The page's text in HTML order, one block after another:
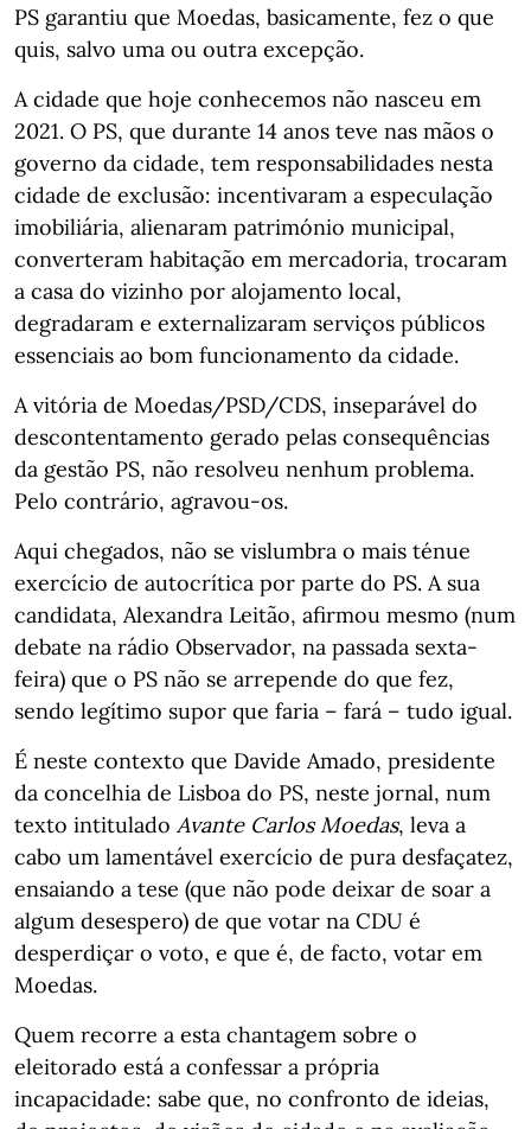
PS garantiu que Moedas, basicamente, fez o que
quis, salvo uma ou outra excepção.
A cidade que hoje conhecemos não nasceu em
2021. O PS, que durante 14 anos teve nas mãos o
governo da cidade, tem responsabilidades nesta
cidade de exclusão: incentivaram a especulação
imobiliária, alienaram património municipal,
converteram habitação em mercadoria, trocaram
a casa do vizinho por alojamento local,
degradaram e externalizaram serviços públicos
essenciais ao bom funcionamento da cidade.
A vitória de Moedas/PSD/CDS, inseparável do
descontentamento gerado pelas consequências
da gestão PS, não resolveu nenhum problema.
Pelo contrário, agravou-os.
Aqui chegados, não se vislumbra o mais ténue
exercício de autocrítica por parte do PS. A sua
candidata, Alexandra Leitão, afirmou mesmo (num
debate na rádio Observador, na passada sexta-
feira) que o PS não se arrepende do que fez,
sendo legítimo supor que faria – fará – tudo igual.
É neste contexto que Davide Amado, presidente
da concelhia de Lisboa do PS, neste jornal, num
texto intitulado Avante Carlos Moedas, leva a
cabo um lamentável exercício de pura desfaçatez,
ensaiando a tese (que não pode deixar de soar a
algum desespero) de que votar na CDU é
desperdiçar o voto, e que é, de facto, votar em
Moedas.
Quem recorre a esta chantagem sobre o
eleitorado está a confessar a própria
incapacidade: sabe que, no confronto de ideias,